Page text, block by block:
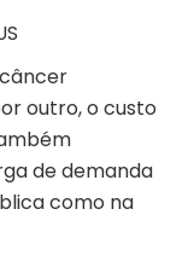
outro, o custo
de demanda
como na